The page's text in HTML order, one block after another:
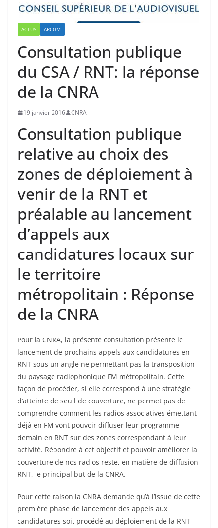
ACTUS ARCOM
Consultation publique
du CSA / RNT: la réponse
de la CNRA
19 janvier 2016 CNRA
Consultation publique
relative au choix des
zones de déploiement à
venir de la RNT et
préalable au lancement
d’appels aux
candidatures locaux sur
le territoire
métropolitain : Réponse
de la CNRA
Pour la CNRA, la présente consultation présente le
lancement de prochains appels aux candidatures en
RNT sous un angle ne permettant pas la transposition
du paysage radiophonique FM métropolitain. Cette
façon de procéder, si elle correspond à une stratégie
d’atteinte de seuil de couverture, ne permet pas de
comprendre comment les radios associatives émettant
déjà en FM vont pouvoir diffuser leur programme
demain en RNT sur des zones correspondant à leur
activité. Répondre à cet objectif et pouvoir améliorer la
couverture de nos radios reste, en matière de diffusion
RNT, le principal but de la CNRA.
Pour cette raison la CNRA demande qu’à l’issue de cette
première phase de lancement des appels aux
candidatures soit procédé au déploiement de la RNT